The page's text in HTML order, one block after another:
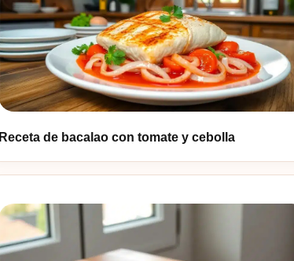
Receta de bacalao con tomate y cebolla